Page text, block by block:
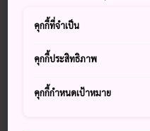
พลาดไม่ได้
เข้าชมบ้านไก่กังหันล
คุกกี้ที่จำเป็น
คุกกี้ประสิทธิภาพ
คุกกี้กำหนดเป้าหมาย